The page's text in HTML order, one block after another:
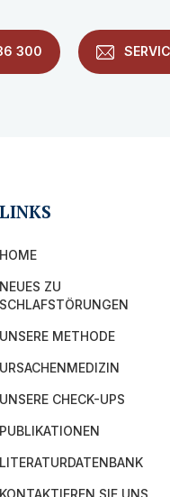
300
LINKS
HOME
NEUES ZU
SCHLAFSTÖRUNGEN
UNSERE METHODE
URSACHENMEDIZIN
UNSERE CHECK-UPS
PUBLIKATIONEN
LITERATURDATENBANK
KONTAKTIEREN SIE UNS